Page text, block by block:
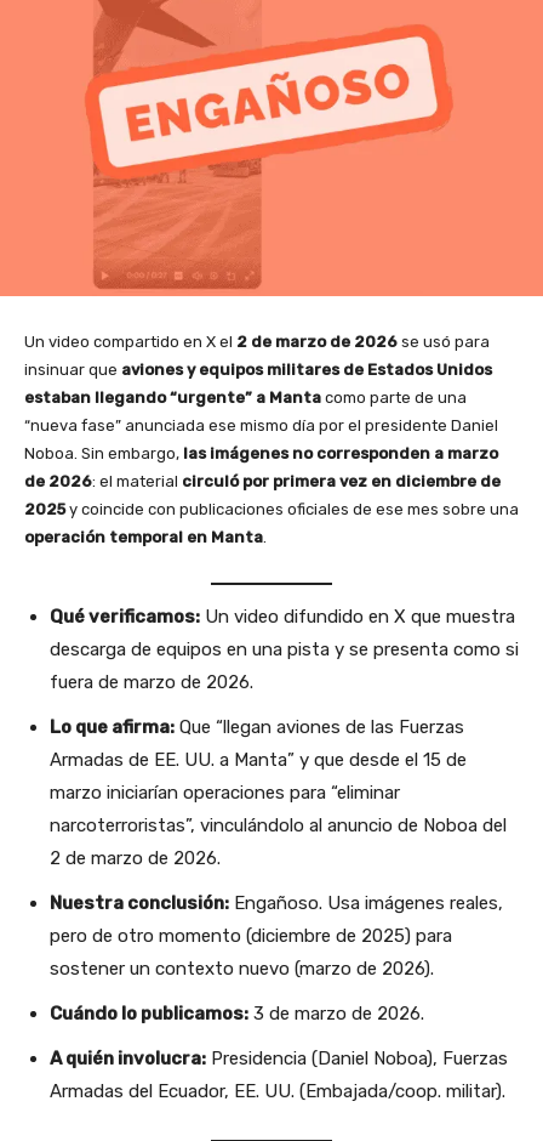
Un video compartido en X el 2 de marzo de 2026 se usó para
insinuar que aviones y equipos militares de Estados Unidos
estaban llegando “urgente” a Manta como parte de una
“nueva fase” anunciada ese mismo día por el presidente Daniel
Noboa. Sin embargo, las imágenes no corresponden a marzo
de 2026: el material circuló por primera vez en diciembre de
2025y coincide con publicaciones oficiales de ese mes sobre una
operación temporal en Manta.
Qué verificamos: Un video difundido en X que muestra
descarga de equipos en una pista y se presenta como si
fuera de marzo de 2026.
Lo que afirma: Que “llegan aviones de las Fuerzas
Armadas de EE. UU. a Manta” y que desde el 15 de
marzo iniciarían operaciones para “eliminar
narcoterroristas”, vinculándolo al anuncio de Noboa del
2 de marzo de 2026.
Nuestra conclusión: Engañoso. Usa imágenes reales,
pero de otro momento (diciembre de 2025) para
sostener un contexto nuevo (marzo de 2026).
Cuándo lo publicamos: 3 de marzo de 2026.
A quién involucra: Presidencia (Daniel Noboa), Fuerzas
Armadas del Ecuador, EE. UU. (Embajada/coop. militar).